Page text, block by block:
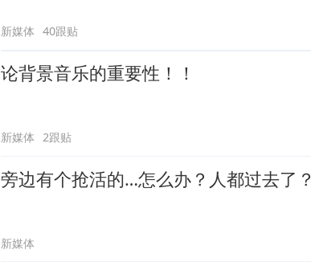
新媒体 40跟贴
论背景音乐的重要性！！
新媒体 2跟贴
旁边有个抢活的…怎么办？人都过去了？
新媒体